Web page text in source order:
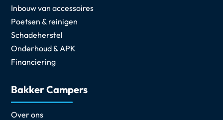
Inbouw van accessoires
Poetsen & reinigen
Schadeherstel
Onderhoud & APK
Financiering
Bakker Campers
Over ons